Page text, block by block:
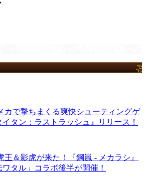
カで撃ちまくる爽快シューティングゲ
タン：ラストラッシュ』リリース！
王＆影虎が来た！『鋼嵐 - メカラシ』
タル」コラボ後半が開催！